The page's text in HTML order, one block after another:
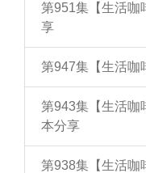
第951集【生活咖
享
第947集【生活咖
第943集【生活咖
本分享
第938集【生活咖